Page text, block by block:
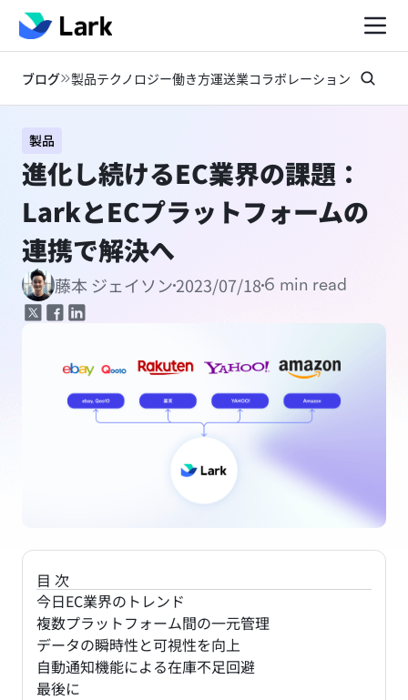
ブログ 製品テクノロジー働き方運送業コラボレーション お知らせ
製品
進化し続けるEC業界の課題：
LarkとECプラットフォームの
連携で解決へ
藤本 ジェイソン2023/07/18 6 min read
目次
今日EC業界のトレンド
複数プラットフォーム間の一元管理
データの瞬時性と可視性を向上
自動通知機能による在庫不足回避
最後に